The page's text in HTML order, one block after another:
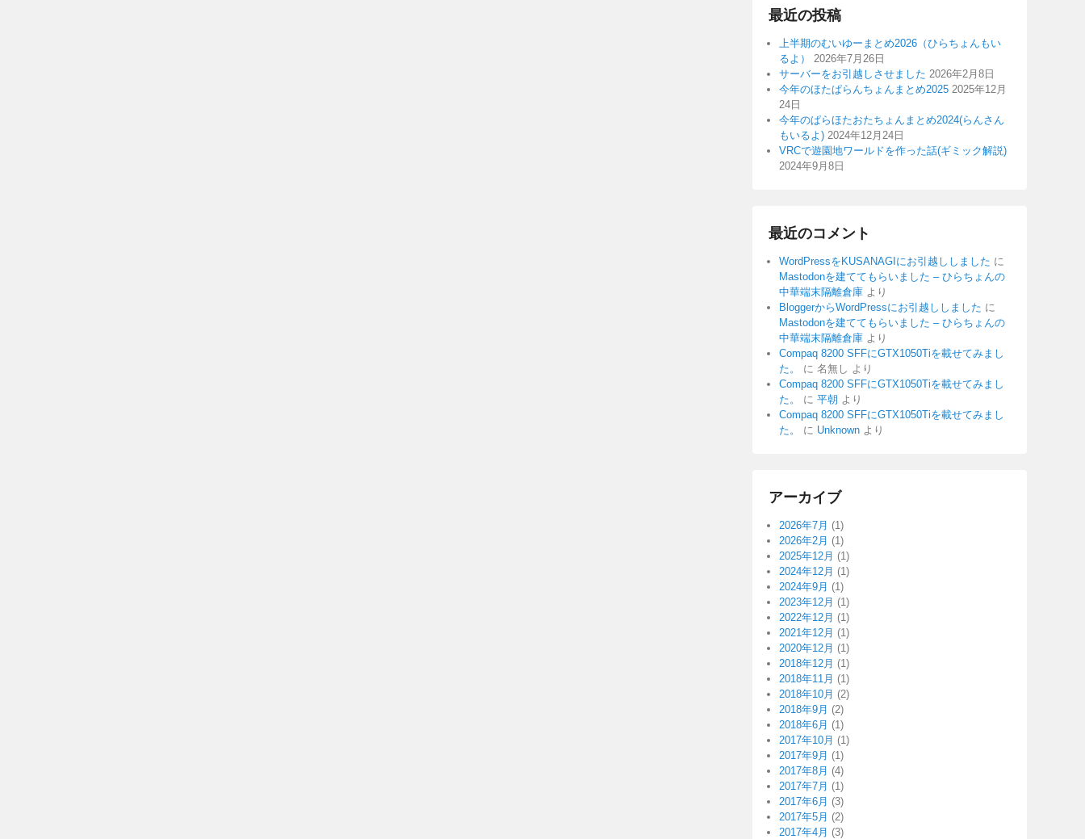
最近の投稿
上半期のむいゆーまとめ2026（ひらちょんもい
るよ）
2026年7月26日
サーバーをお引越しさせました 2026年2月8日
今年のほたぱらんちょんまとめ2025 2025年12月
24日
今年のぱらほたおたちょんまとめ2024(らんさん
もいるよ) 2024年12月24日
VRCで遊園地ワールドを作った話(ギミック解説)
2024年9月8日
最近のコメント
WordPressをKUSANAGIにお引越ししました に
Mastodonを建ててもらいました – ひらちょんの
中華端末隔離倉庫 より
BloggerからWordPressにお引越ししました に
Mastodonを建ててもらいました – ひらちょんの
中華端末隔離倉庫 より
Compaq 8200 SFFにGTX1050Tiを載せてみまし
た。
に 名無し より
Compaq 8200 SFFにGTX1050Tiを載せてみまし
た。
に 平朝 より
Compaq 8200 SFFにGTX1050Tiを載せてみまし
た。
に Unknown より
アーカイブ
2026年7月 (1)
2026年2月 (1)
2025年12月 (1)
2024年12月 (1)
2024年9月 (1)
2023年12月 (1)
2022年12月 (1)
2021年12月 (1)
2020年12月 (1)
2018年12月 (1)
2018年11月 (1)
2018年10月 (2)
2018年9月 (2)
2018年6月 (1)
2017年10月 (1)
2017年9月 (1)
2017年8月 (4)
2017年7月 (1)
2017年6月 (3)
2017年5月 (2)
2017年4月 (3)